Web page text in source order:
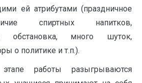
ей атрибутами (праздничное
спиртных напитков,
обстановка, много шуток,
о политике и т.п.).
работы разыгрываются